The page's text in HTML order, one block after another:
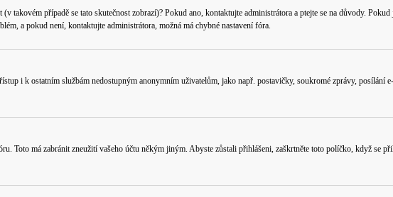
takovém případě se tato skutečnost zobrazí)? Pokud ano, kontaktujte administrátora a ptejte se na důvody.
a pokud není, kontaktujte administrátora, možná má chybné nastavení fóra.
i k ostatním službám nedostupným anonymním uživatelům, jako např. postavičky, soukromé zprávy, posílání
Toto má zabránit zneužití vašeho účtu někým jiným. Abyste zůstali přihlášeni, zaškrtněte toto políčko, když se